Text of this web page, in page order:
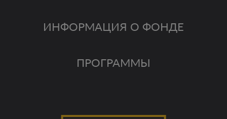
ИНФОРМАЦИЯ О ФОНДЕ
ПРОГРАММЫ